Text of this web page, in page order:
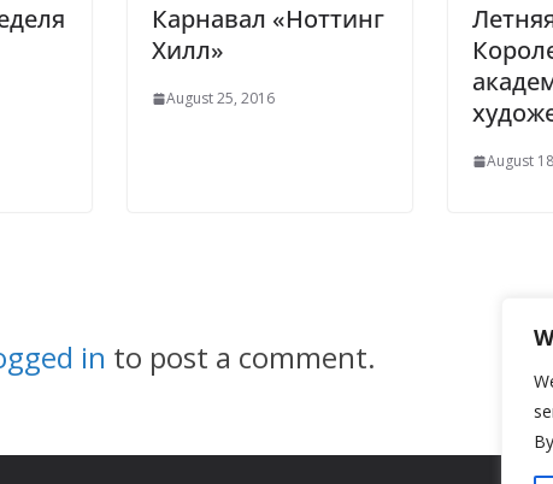
Карнавал «Ноттинг
Хилл»
August 25, 2016
August
in to post a comment.